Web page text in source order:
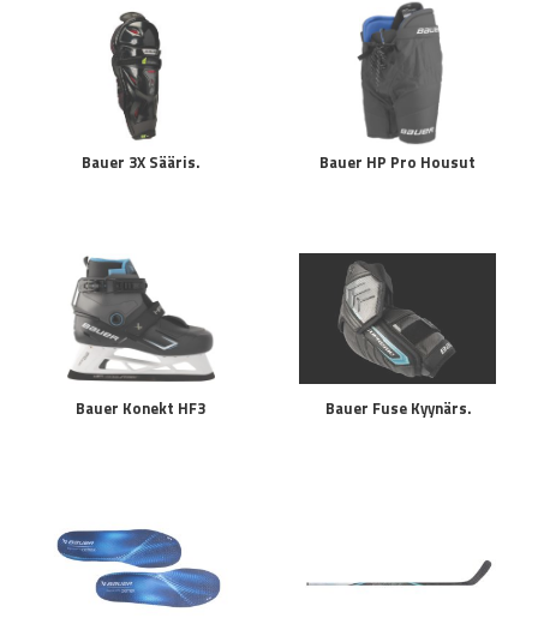
Bauer 3X Sääris. Bauer HP Pro Housut
Bauer Konekt HF3 Bauer Fuse Kyynärs.